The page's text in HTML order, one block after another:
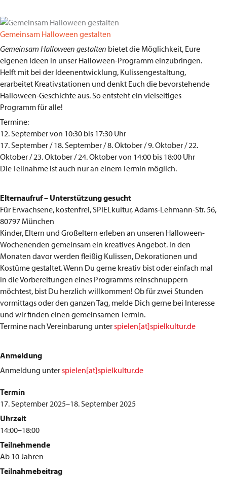
Gemeinsam Halloween gestalten
Gemeinsam Halloween gestalten bietet die Möglichkeit, Eure
eigenen Ideen in unser Halloween-Programm einzubringen.
Helft mit bei der Ideenentwicklung, Kulissengestaltung,
erarbeitet Kreativstationen und denkt Euch die bevorstehende
Halloween-Geschichte aus. So entsteht ein vielseitiges
Programm für alle!
Termine:
12. September von 10:30 bis 17:30 Uhr
17. September / 18. September / 8. Oktober / 9. Oktober / 22.
Oktober / 23. Oktober / 24. Oktober von 14:00 bis 18:00 Uhr
Die Teilnahme ist auch nur an einem Termin möglich.
Elternaufruf – Unterstützung gesucht
Für Erwachsene, kostenfrei, SPIELkultur, Adams-Lehmann-Str. 56,
80797 München
Kinder, Eltern und Großeltern erleben an unseren Halloween-
Wochenenden gemeinsam ein kreatives Angebot. In den
Monaten davor werden fleißig Kulissen, Dekorationen und
Kostüme gestaltet. Wenn Du gerne kreativ bist oder einfach mal
in die Vorbereitungen eines Programms reinschnuppern
möchtest, bist Du herzlich willkommen! Ob für zwei Stunden
vormittags oder den ganzen Tag, melde Dich gerne bei Interesse
und wir finden einen gemeinsamen Termin.
Termine nach Vereinbarung unterspielen[at]spielkultur.de
Anmeldung
Anmeldung unterspielen[at]spielkultur.de
Termin
17. September 2025–18. September 2025
Uhrzeit
14:00–18:00
Teilnehmende
Ab 10 Jahren
Teilnahmebeitrag